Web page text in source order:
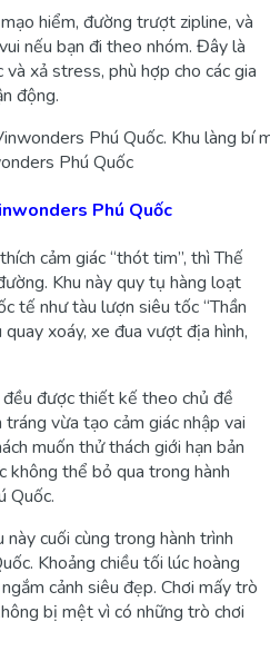
hiểm, đường trượt zipline, và
nếu bạn đi theo nhóm. Đây là
xả stress, phù hợp cho các gia
động.
Phú Quốc
Phú Quốc
cảm giác “thót tim”, thì Thế
Khu này quy tụ hàng loạt
tế như tàu lượn siêu tốc “Thần
xoáy, xe đua vượt địa hình,
được thiết kế theo chủ đề
vừa tạo cảm giác nhập vai
muốn thử thách giới hạn bản
không thể bỏ qua trong hành
Quốc.
này cuối cùng trong hành trình
Khoảng chiều tối lúc hoàng
cảnh siêu đẹp. Chơi mấy trò
bị mệt vì có những trò chơi